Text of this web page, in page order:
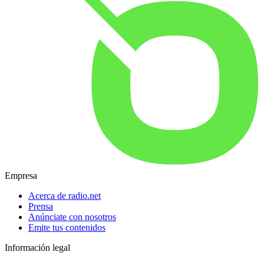
Empresa
Acerca de radio.net
Prensa
Anúnciate con nosotros
Emite tus contenidos
Información legal